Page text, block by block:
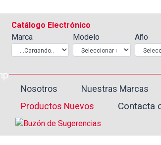
Catálogo Electrónico
Marca
Modelo Año
Nosotros Nuestras Marcas
Productos Nuevos
Contacta